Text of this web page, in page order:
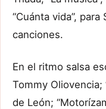
“Cuánta vida”,
canciones.
En el ritmo salsa
Tommy Oliovencia;
de León;